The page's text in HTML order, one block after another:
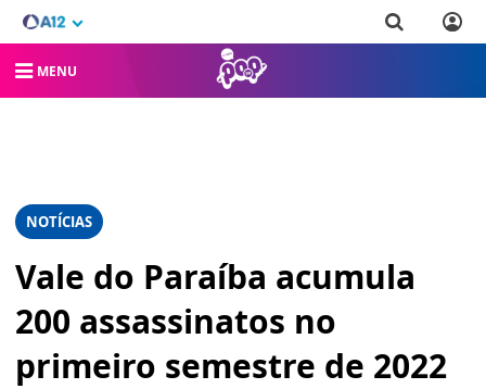
MENU
NOTÍCIAS
Vale do Paraíba acumula
200 assassinatos no
primeiro semestre de 2022